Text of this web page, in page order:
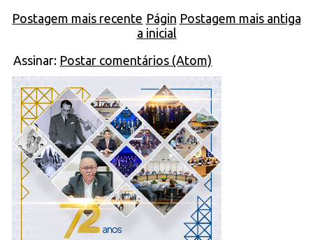
Postagem mais recente Postagem mais antiga
Págin
a inicial
Assinar: Postar comentários (Atom)